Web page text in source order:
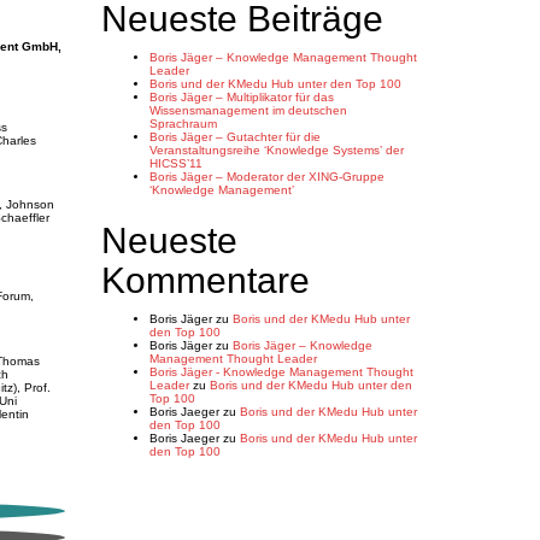
GmbH,
Johnson
Prof.
Neueste Beiträge
Boris Jäger – Knowledge Management Thought
Leader
Boris und der KMedu Hub unter den Top 100
Boris Jäger – Multiplikator für das
Wissensmanagement im deutschen
Sprachraum
Boris Jäger – Gutachter für die
Veranstaltungsreihe ‘Knowledge Systems’ der
HICSS’11
Boris Jäger – Moderator der XING-Gruppe
‘Knowledge Management’
Neueste
Kommentare
Boris Jägerzu Boris und der KMedu Hub unter
den Top 100
Boris Jägerzu Boris Jäger – Knowledge
Management Thought Leader
Boris Jäger - Knowledge Management Thought
Leaderzu Boris und der KMedu Hub unter den
Top 100
Boris Jaegerzu Boris und der KMedu Hub unter
den Top 100
Boris Jaegerzu Boris und der KMedu Hub unter
den Top 100